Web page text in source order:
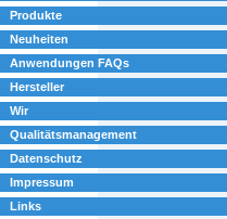
Produkte
Neuheiten
Anwendungen FAQs
Hersteller
Wir
Qualitätsmanagement
Datenschutz
Impressum
Links